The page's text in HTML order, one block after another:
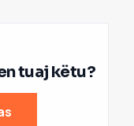
tuaj këtu?